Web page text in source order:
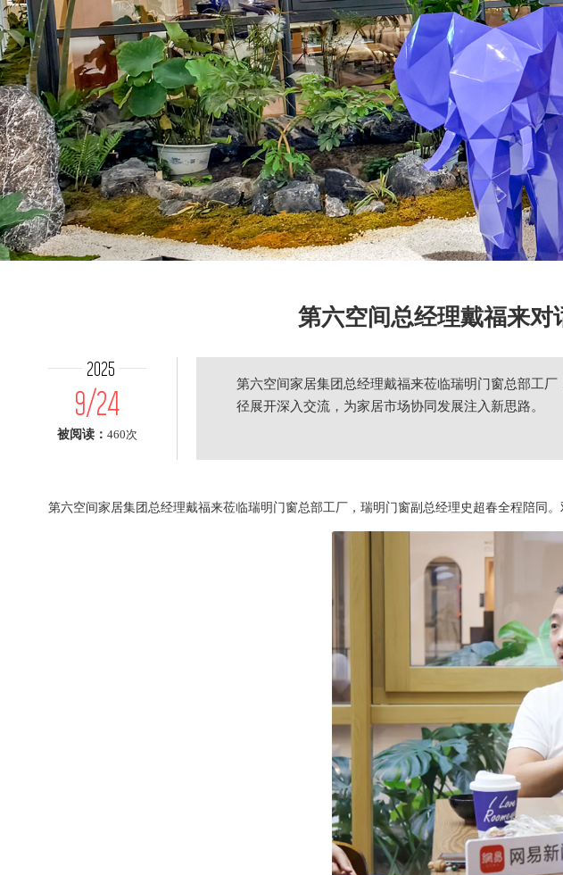
第六空间总经理戴福来
2025
9/24
被阅读： 460次
第六空间家居集团总经理戴福来莅临瑞明门窗总部工
径展开深入交流，为家居市场协同发展注入新思路。
第六空间家居集团总经理戴福来莅临瑞明门窗总部工厂，瑞明门窗副总经理史超春全程陪同